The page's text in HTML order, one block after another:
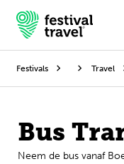
Travel
Festivals Travel
Bus
Neem de bus vanaf